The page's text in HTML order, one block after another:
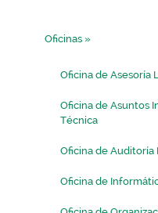
Oficinas»
Oficina de Asesoría
Oficina de Asuntos
Técnica
Oficina de Auditoría
Oficina de